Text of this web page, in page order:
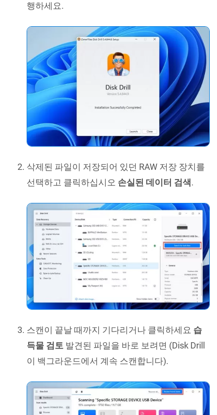
행하세요.
삭제된 파일이 저장되어 있던 RAW 저장 장치를
선택하고 클릭하십시오 손실된 데이터 검색.
스캔이 끝날 때까지 기다리거나 클릭하세요 습
득물 검토 발견된 파일을 바로 보려면 (Disk Drill
이 백그라운드에서 계속 스캔합니다).